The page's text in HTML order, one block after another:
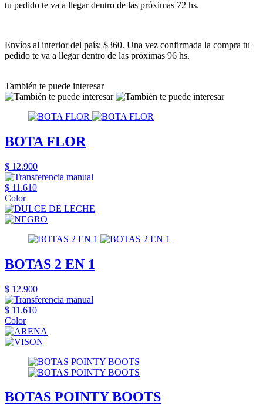
tu pedido te va a llegar dentro de las próximas 72 hs.
Envíos al interior del país: $360. Una vez confirmada la compra tu
pedido te va a llegar dentro de las próximas 96 hs.
También te puede interesar
BOTA FLOR
$ 12.900
$ 11.610
Color
BOTAS 2 EN 1
$ 12.900
$ 11.610
Color
BOTAS POINTY BOOTS